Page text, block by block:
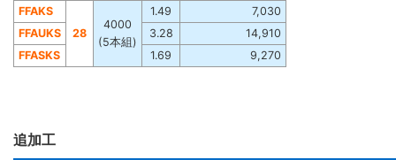
FFAKS
28
4000
(5本組)
1.49
7,030
FFAUKS
3.28
14,910
FFASKS
1.69 9,270
追加工